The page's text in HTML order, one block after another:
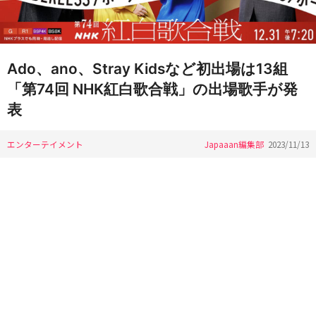
Ado、ano、Stray Kidsなど初出場は13組
「第74回 NHK紅白歌合戦」の出場歌手が発
表
エンターテイメント Japaaan編集部 2023/11/13